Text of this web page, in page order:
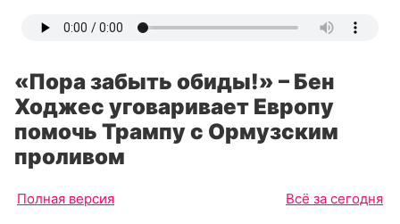
«Пора забыть обиды!» – Бен
Ходжес уговаривает Европу
помочь Трампу с Ормузским
проливом
Полная версия Всё за сегодня